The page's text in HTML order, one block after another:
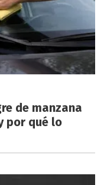
de manzana
por qué lo